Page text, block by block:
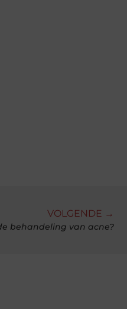
VOLGENDE →
behandeling van acne?